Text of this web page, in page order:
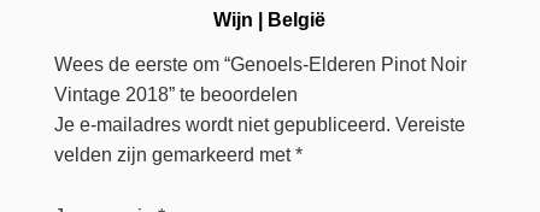
Wijn België
Wees de eerste om “Genoels-Elderen Pinot Noir
Vintage 2018” te beoordelen
Je e-mailadres wordt niet gepubliceerd. Vereiste
velden zijn gemarkeerd met*